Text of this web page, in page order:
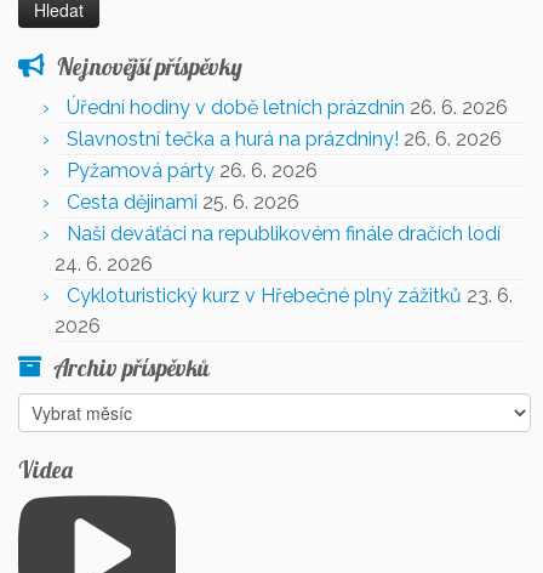
Nejnovější příspěvky
Úřední hodiny v době letních prázdnin 26. 6. 2026
Slavnostní tečka a hurá na prázdniny! 26. 6. 2026
Pyžamová párty 26. 6. 2026
Cesta dějinami 25. 6. 2026
Naši deváťáci na republikovém finále dračích lodí
24. 6. 2026
Cykloturistický kurz v Hřebečné plný zážitků 23. 6.
2026
Archiv příspěvků
Archiv
příspěvků
Videa